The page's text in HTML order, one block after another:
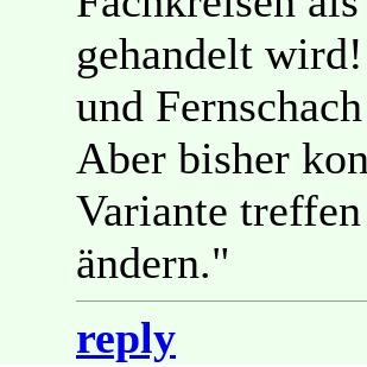
gehandelt
und
Aber bisher
Variante
ändern."
reply